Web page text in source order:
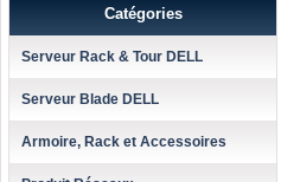
Catégories
Serveur Rack & Tour DELL
Serveur Blade DELL
Armoire, Rack et Accessoires